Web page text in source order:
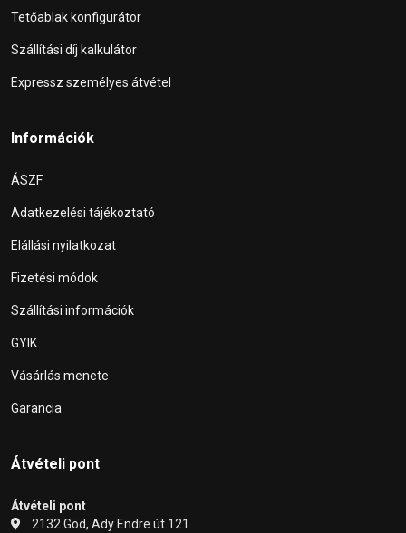
Tetőablak konfigurátor
Szállítási díj kalkulátor
Expressz személyes átvétel
Információk
ÁSZF
Adatkezelési tájékoztató
Elállási nyilatkozat
Fizetési módok
Szállítási információk
GYIK
Vásárlás menete
Garancia
Átvételi pont
Átvételi pont
2132 Göd, Ady Endre út 121.